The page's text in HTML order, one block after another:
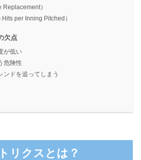
）
per Inning Pitched）
欠点
が低い
危険性
ンドを追ってしまう
リクスとは？